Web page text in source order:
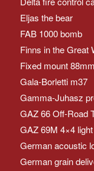
Eljas the bear
FAB 1000 bomb
Finns in the Great
Fixed mount
Gala-Borletti m37
Gamma-Juhasz
GAZ 66 Off-Road
GAZ 69M 4×4
German acoustic
German grain